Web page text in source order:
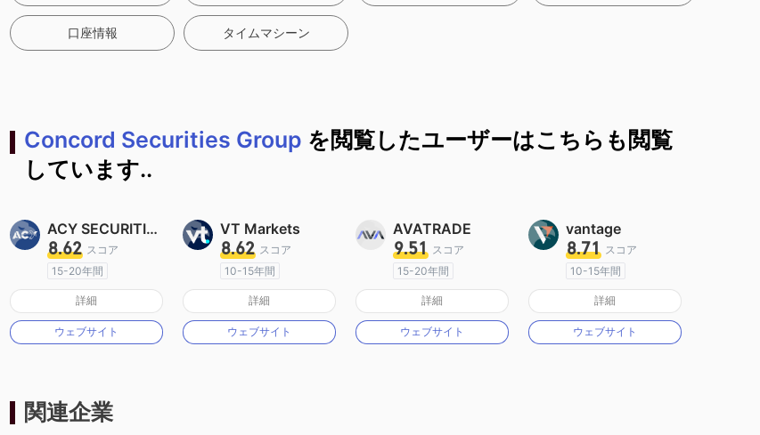
口座情報 タイムマシーン
Concord Securities Group を閲覧したユーザーはこちらも閲覧
しています..
ACY SECURITIES
8.62 スコア
15-20年間
オーストラリア規制
マーケットメイキングライセンス（MM）
詳細
ウェブサイト
VT Markets
8.62 スコア
10-15年間
オーストラリア規制
マーケットメイキングライセンス（MM）
詳細
ウェブサイト
AVATRADE
9.51 スコア
15-20年間
オーストラリア規制
マーケットメイキングライセンス（MM）
詳細
ウェブサイト
vantage
8.71 スコア
10-15年間
オーストラリア規制
マーケットメイキングライセンス（MM）
詳細
ウェブサイト
関連企業